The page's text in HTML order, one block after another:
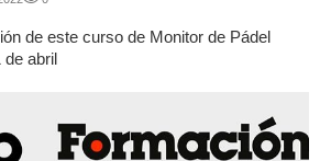
de este curso de Monitor de Pádel
de abril